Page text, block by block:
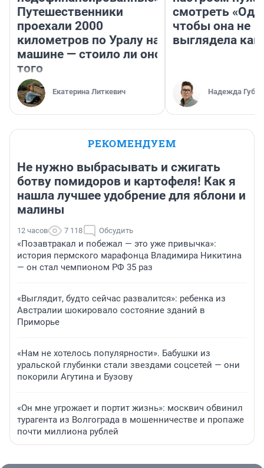
Путешественники
проехали 2000
километров по Уралу на
машине — стоило ли оно
того
Екатерина Литкевич
смотреть
чтобы она не
выглядела как
Надежда
РЕКОМЕНДУЕМ
Не нужно выбрасывать и сжигать
ботву помидоров и картофеля! Как я
нашла лучшее удобрение для яблони и
малины
12 часов 7 118 Обсудить
«Позавтракал и побежал — это уже привычка»:
история пермского марафонца Владимира Никитина
— он стал чемпионом РФ 35 раз
«Выглядит, будто сейчас развалится»: ребенка из
Австралии шокировало состояние зданий в
Приморье
«Нам не хотелось популярности». Бабушки из
уральской глубинки стали звездами соцсетей — они
покорили Агутина и Бузову
«Он мне угрожает и портит жизнь»: москвич обвинил
турагента из Волгограда в мошенничестве и пропаже
почти миллиона рублей